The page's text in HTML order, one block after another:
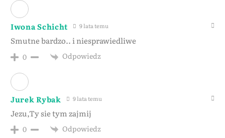
Iwona Schicht 9 lata temu
Smutne bardzo.. i niesprawiedliwe
0 Odpowiedz
Jurek Rybak 9 lata temu
Jezu,Ty sie tym zajmij
0 Odpowiedz